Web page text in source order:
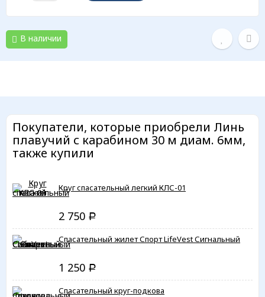
В наличии
Покупатели, которые приобрели Линь
плавучий с карабином 30 м диам. 6мм,
также купили
Круг спасательный легкий КЛС-01
2 750 Р
Спасательный жилет Спорт LifeVest Сигнальный
1 250 Р
Спасательный круг-подкова